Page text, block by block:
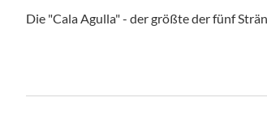
Die "Cala Agulla" - der größte der fünf